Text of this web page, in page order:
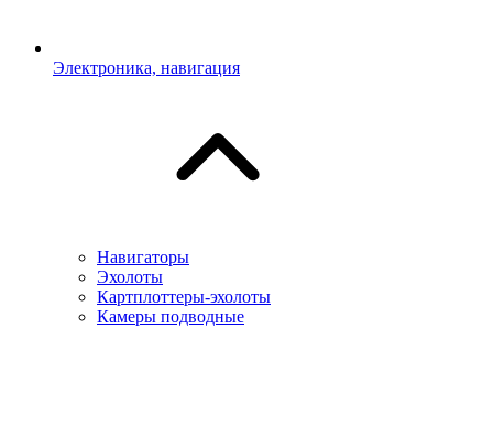
Электроника, навигация
Навигаторы
Эхолоты
Картплоттеры-эхолоты
Камеры подводные